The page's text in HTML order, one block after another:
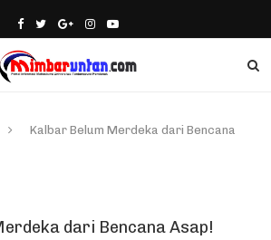
Kalbar Belum Merdeka dari Bencana
dari Bencana Asap!